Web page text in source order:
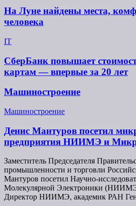
На Луне найдены места,
человека
IT
СберБанк повышает
картам — впервые за 20 лет
Машиностроение
Машиностроение
Денис Мантуров посетил
предприятия НИИМЭ и
Заместитель Председателя
промышленности и торговли
Мантуров посетил Научно-
Молекулярной Электроники
Директор НИИМЭ, академик РАН